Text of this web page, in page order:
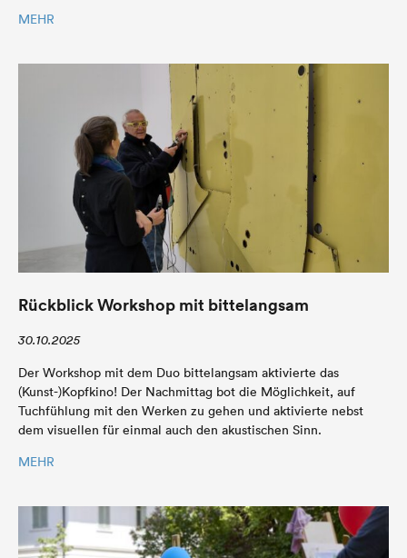
MEHR
Rückblick Workshop mit bittelangsam
30.10.2025
Der Workshop mit dem Duo bittelangsam aktivierte das
(Kunst-)Kopfkino! Der Nachmittag bot die Möglichkeit, auf
Tuchfühlung mit den Werken zu gehen und aktivierte nebst
dem visuellen für einmal auch den akustischen Sinn.
MEHR